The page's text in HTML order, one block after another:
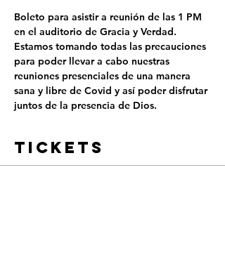
Boleto para asistir a reunión de las 1 PM
en el auditorio de Gracia y Verdad.
Estamos tomando todas las precauciones
para poder llevar a cabo nuestras
reuniones presenciales de una manera
sana y libre de Covid y así poder disfrutar
juntos de la presencia de Dios.
Tickets